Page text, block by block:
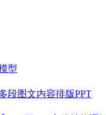
型
段图文内容排版PPT